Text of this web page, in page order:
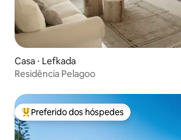
Casa ⋅ Lefkada
Residência Pelagoo
Entre os melhores preferidos dos
Preferido dos hóspedes